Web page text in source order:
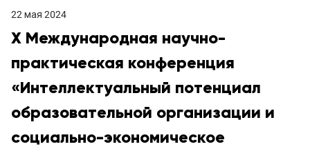
22 мая 2024
Х Международная научно-
практическая конференция
«Интеллектуальный потенциал
образовательной организации и
социально-экономическое